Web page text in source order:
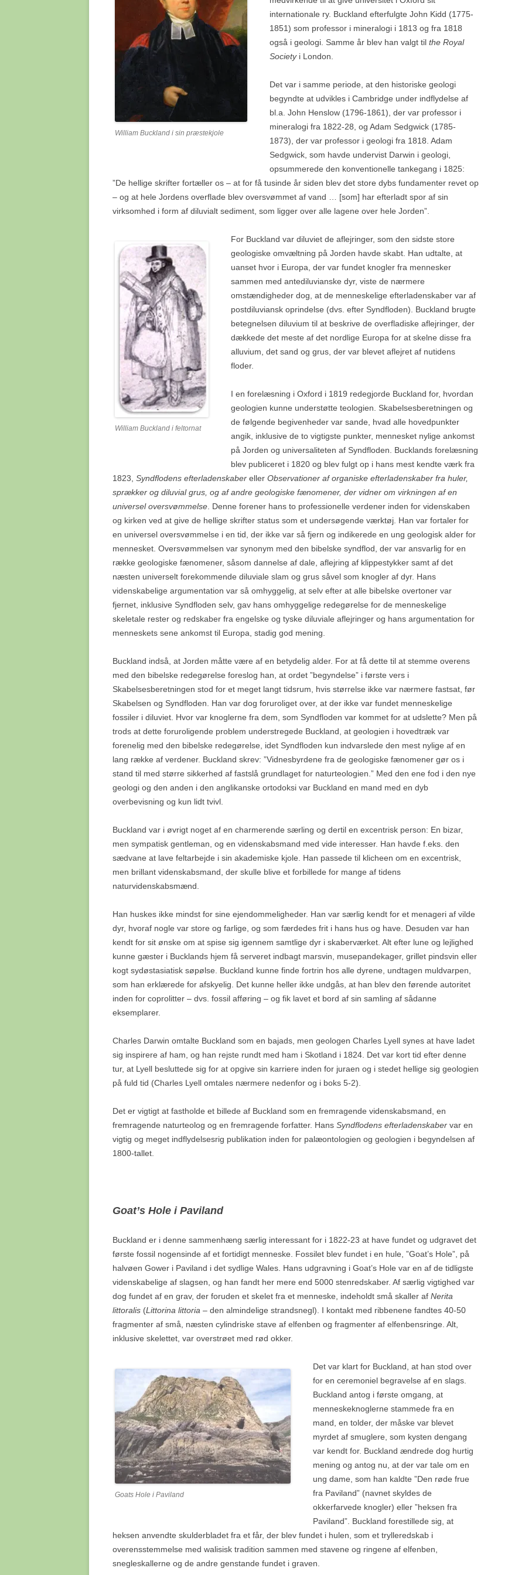
ROBERT BROOM 1866-1951
WILLIAM BUCKLAND (1784-1856),
SYNDFLODSGEOLOGI OG
MAS-D’AZIL
NIAUX-GROTTEN
SAINT HILAIRE-LA-FORET
SAINT-CÉSAIRE
SOLUTRÉ
TARASCON – FORHISTORISK
PARK
LAPEDO (LAGAR VELHO),
TYSKLAND
AHRENSBURG TUNNELDAL,
BILZINGSLEBEN
EHRINGSDORF (WEIMER)
LANGWEILER
NEANDERDALEN
ÖHNINGEN
ØVRE DONAU – BADEN
WÜRTTEMBERG
ACHTAL
LONETAL
STEINHEIM AN DER MURR
WILLENDORF – WACHAU,
MANDDRAB OG MASSAKRER I
NEOLITIKUM OG MESOLITIKUM
MENNESKET OG ILDEN
OUT-OF AFRICA II – HOMO
SAPIENS’ KOLONISERING AF
VERDEN
OG UDVIKLING
THE MARCH OF PROGRESS –
HVORDAN FORLØBER
EVOLUTIONEN?
TRO OG VIDEN
VIDENSKAB, EVOLUTION OG
NATURLIG UDVÆLGELSE
VØLVENS SPÅDOM
FREMSTILLEDE
NEANDERTALERNE
HOMO FLORESIENSIS
END HIDTIL ANTAGET
HOMO LUZONENSIS
HOMO SAPIENS I
FOR 210.000 ÅR SIDEN?
120.000 ÅR SIDEN?
HIDTIL ANTAGET
HVORNÅR UDDØDE
NEANDERTALERNE?
OASE
MYSTERIET OMKRING
DVÆRGMENNESKET FRA
FLORES – HOMO
NEANDERTALEREN FRA
ALTAMURA
NY ART AF
OLDOWAN REDSKABER
ALGERIET
TIBETANERNES
HØJDETILPASNING
UDVANDRINGEN TIL
MELANESIEN
William Buckland i sin præstekjole
internationale ry. Buckland efterfulgte John Kidd (1775-
1851) som professor i mineralogi i 1813 og fra 1818
også i geologi. Samme år blev han valgt til the Royal
Societyi London.
Det var i samme periode, at den historiske geologi
begyndte at udvikles i Cambridge under indflydelse af
bl.a. John Henslow (1796-1861), der var professor i
mineralogi fra 1822-28, og Adam Sedgwick (1785-
1873), der var professor i geologi fra 1818. Adam
Sedgwick, som havde undervist Darwin i geologi,
opsummerede den konventionelle tankegang i 1825:
”De hellige skrifter fortæller os – at for få tusinde år siden blev det store dybs fundamenter revet op
– og at hele Jordens overflade blev oversvømmet af vand … [som] har efterladt spor af sin
virksomhed i form af diluvialt sediment, som ligger over alle lagene over hele Jorden”.
William Buckland i feltornat
For Buckland var diluviet de aflejringer, som den sidste store
geologiske omvæltning på Jorden havde skabt. Han udtalte, at
uanset hvor i Europa, der var fundet knogler fra mennesker
sammen med antediluvianske dyr, viste de nærmere
omstændigheder dog, at de menneskelige efterladenskaber var af
postdiluviansk oprindelse (dvs. efter Syndfloden). Buckland brugte
betegnelsen diluvium til at beskrive de overfladiske aflejringer, der
dækkede det meste af det nordlige Europa for at skelne disse fra
alluvium, det sand og grus, der var blevet aflejret af nutidens
floder.
I en forelæsning i Oxford i 1819 redegjorde Buckland for, hvordan
geologien kunne understøtte teologien. Skabelsesberetningen og
de følgende begivenheder var sande, hvad alle hovedpunkter
angik, inklusive de to vigtigste punkter, mennesket nylige ankomst
på Jorden og universaliteten af Syndfloden. Bucklands forelæsning
blev publiceret i 1820 og blev fulgt op i hans mest kendte værk fra
1823, Syndflodens efterladenskaber eller Observationer af organiske efterladenskaber fra huler,
sprækker og diluvial grus, og af andre geologiske fænomener, der vidner om virkningen af en
universel oversvømmelse . Denne forener hans to professionelle verdener inden for videnskaben
og kirken ved at give de hellige skrifter status som et undersøgende værktøj. Han var fortaler for
en universel oversvømmelse i en tid, der ikke var så fjern og indikerede en ung geologisk alder for
mennesket. Oversvømmelsen var synonym med den bibelske syndflod, der var ansvarlig for en
række geologiske fænomener, såsom dannelse af dale, aflejring af klippestykker samt af det
næsten universelt forekommende diluviale slam og grus såvel som knogler af dyr. Hans
videnskabelige argumentation var så omhyggelig, at selv efter at alle bibelske overtoner var
fjernet, inklusive Syndfloden selv, gav hans omhyggelige redegørelse for de menneskelige
skeletale rester og redskaber fra engelske og tyske diluviale aflejringer og hans argumentation for
menneskets sene ankomst til Europa, stadig god mening.
Buckland indså, at Jorden måtte være af en betydelig alder. For at få dette til at stemme overens
med den bibelske redegørelse foreslog han, at ordet ”begyndelse” i første vers i
Skabelsesberetningen stod for et meget langt tidsrum, hvis størrelse ikke var nærmere fastsat, før
Skabelsen og Syndfloden. Han var dog foruroliget over, at der ikke var fundet menneskelige
fossiler i diluviet. Hvor var knoglerne fra dem, som Syndfloden var kommet for at udslette? Men på
trods at dette foruroligende problem understregede Buckland, at geologien i hovedtræk var
forenelig med den bibelske redegørelse, idet Syndfloden kun indvarslede den mest nylige af en
lang række af verdener. Buckland skrev: ”Vidnesbyrdene fra de geologiske fænomener gør os i
stand til med større sikkerhed af fastslå grundlaget for naturteologien.” Med den ene fod i den nye
geologi og den anden i den anglikanske ortodoksi var Buckland en mand med en dyb
overbevisning og kun lidt tvivl.
Buckland var i øvrigt noget af en charmerende særling og dertil en excentrisk person: En bizar,
men sympatisk gentleman, og en videnskabsmand med vide interesser. Han havde f.eks. den
sædvane at lave feltarbejde i sin akademiske kjole. Han passede til klicheen om en excentrisk,
men brillant videnskabsmand, der skulle blive et forbillede for mange af tidens
naturvidenskabsmænd.
Han huskes ikke mindst for sine ejendommeligheder. Han var særlig kendt for et menageri af vilde
dyr, hvoraf nogle var store og farlige, og som færdedes frit i hans hus og have. Desuden var han
kendt for sit ønske om at spise sig igennem samtlige dyr i skaberværket. Alt efter lune og lejlighed
kunne gæster i Bucklands hjem få serveret indbagt marsvin, musepandekager, grillet pindsvin eller
kogt sydøstasiatisk søpølse. Buckland kunne finde fortrin hos alle dyrene, undtagen muldvarpen,
som han erklærede for afskyelig. Det kunne heller ikke undgås, at han blev den førende autoritet
inden for coprolitter – dvs. fossil afføring – og fik lavet et bord af sin samling af sådanne
eksemplarer.
Charles Darwin omtalte Buckland som en bajads, men geologen Charles Lyell synes at have ladet
sig inspirere af ham, og han rejste rundt med ham i Skotland i 1824. Det var kort tid efter denne
tur, at Lyell besluttede sig for at opgive sin karriere inden for juraen og i stedet hellige sig geologien
på fuld tid (Charles Lyell omtales nærmere nedenfor og i boks 5-2).
Det er vigtigt at fastholde et billede af Buckland som en fremragende videnskabsmand, en
fremragende naturteolog og en fremragende forfatter. Hans Syndflodens efterladenskaber var en
vigtig og meget indflydelsesrig publikation inden for palæontologien og geologien i begyndelsen af
1800-tallet.
Goat’s Hole i Paviland
Buckland er i denne sammenhæng særlig interessant for i 1822-23 at have fundet og udgravet det
første fossil nogensinde af et fortidigt menneske. Fossilet blev fundet i en hule, ”Goat’s Hole”, på
halvøen Gower i Paviland i det sydlige Wales. Hans udgravning i Goat’s Hole var en af de tidligste
videnskabelige af slagsen, og han fandt her mere end 5000 stenredskaber. Af særlig vigtighed var
dog fundet af en grav, der foruden et skelet fra et menneske, indeholdt små skaller af Nerita
littoralis (Littorina littoria – den almindelige strandsnegl). I kontakt med ribbenene fandtes 40-50
fragmenter af små, næsten cylindriske stave af elfenben og fragmenter af elfenbensringe. Alt,
inklusive skelettet, var overstrøet med rød okker.
Goats Hole i Paviland
Det var klart for Buckland, at han stod over
for en ceremoniel begravelse af en slags.
Buckland antog i første omgang, at
menneskeknoglerne stammede fra en
mand, en tolder, der måske var blevet
myrdet af smuglere, som kysten dengang
var kendt for. Buckland ændrede dog hurtig
mening og antog nu, at der var tale om en
ung dame, som han kaldte ”Den røde frue
fra Paviland” (navnet skyldes de
okkerfarvede knogler) eller ”heksen fra
Paviland”. Buckland forestillede sig, at
heksen anvendte skulderbladet fra et får, der blev fundet i hulen, som et trylleredskab i
overensstemmelse med walisisk tradition sammen med stavene og ringene af elfenben,
snegleskallerne og de andre genstande fundet i graven.